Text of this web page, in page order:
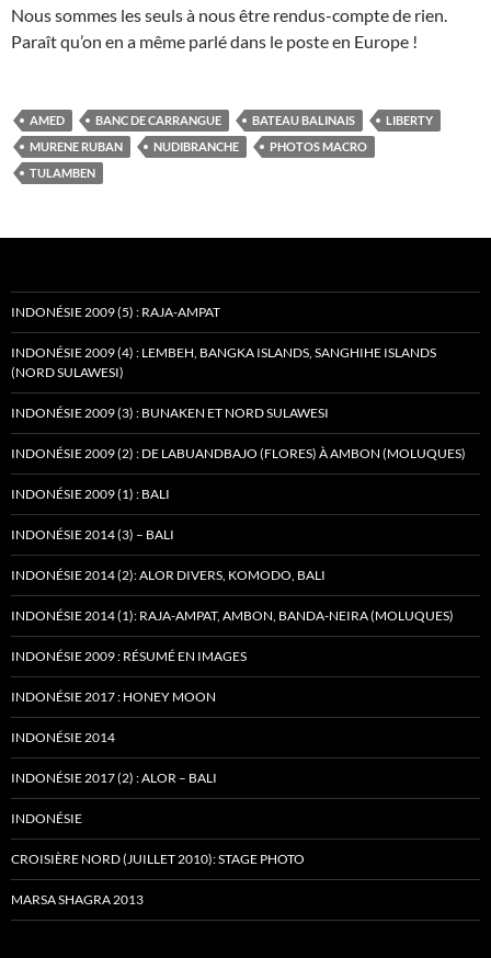
Nous sommes les seuls à nous être rendus-compte de rien.
Paraît qu’on en a même parlé dans le poste en Europe !
AMED BANC DE CARRANGUE BATEAU BALINAIS
LIBERTY
MURENE RUBAN
NUDIBRANCHE
PHOTOS MACRO
TULAMBEN
INDONÉSIE 2009 (5) : RAJA-AMPAT
INDONÉSIE 2009 (4) : LEMBEH, BANGKA ISLANDS, SANGHIHE ISLANDS
(NORD SULAWESI)
INDONÉSIE 2009 (3) : BUNAKEN ET NORD SULAWESI
INDONÉSIE 2009 (2) : DE LABUANDBAJO (FLORES) À AMBON (MOLUQUES)
INDONÉSIE 2009 (1) : BALI
INDONÉSIE 2014 (3) – BALI
INDONÉSIE 2014 (2): ALOR DIVERS, KOMODO, BALI
INDONÉSIE 2014 (1): RAJA-AMPAT, AMBON, BANDA-NEIRA (MOLUQUES)
INDONÉSIE 2009 : RÉSUMÉ EN IMAGES
INDONÉSIE 2017 : HONEY MOON
INDONÉSIE 2014
INDONÉSIE 2017 (2) : ALOR – BALI
INDONÉSIE
CROISIÈRE NORD (JUILLET 2010): STAGE PHOTO
MARSA SHAGRA 2013